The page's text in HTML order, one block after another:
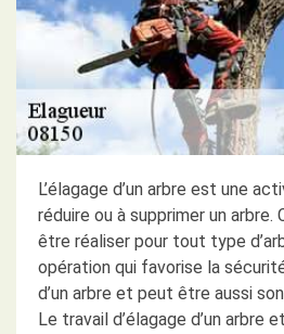
L’élagage d’un arbre est une
réduire ou à supprimer un
être réaliser pour tout type
opération qui favorise la
d’un arbre et peut être aussi
Le travail d’élagage d’un arbre